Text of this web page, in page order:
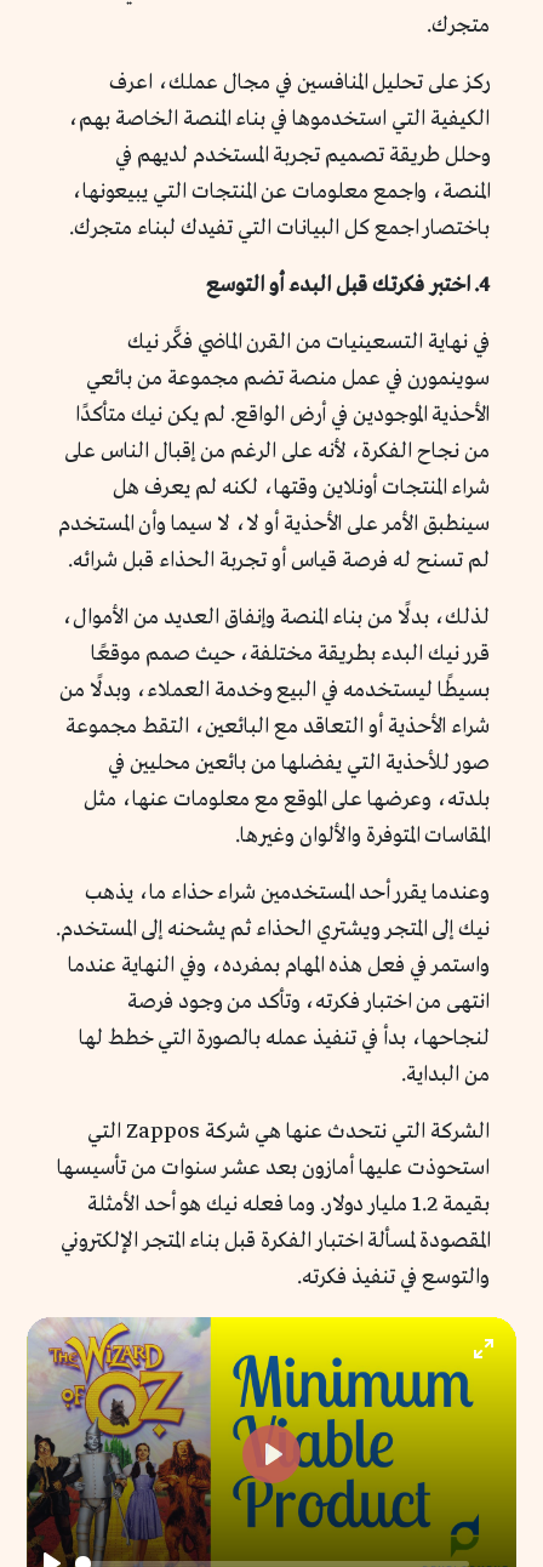
متجرك.
ركز على تحليل المنافسين في مجال عملك، اعرف
الكيفية التي استخدموها في بناء المنصة الخاصة بهم،
وحلل طريقة تصميم تجربة المستخدم لديهم في
المنصة، واجمع معلومات عن المنتجات التي يبيعونها،
باختصار اجمع كل البيانات التي تفيدك لبناء متجرك.
4. اختبر فكرتك قبل البدء أو التوسع
في نهاية التسعينيات من القرن الماضي فكَّر نيك
سوينمورن في عمل منصة تضم مجموعة من بائعي
الأحذية الموجودين في أرض الواقع. لم يكن نيك متأكدًا
من نجاح الفكرة، لأنه على الرغم من إقبال الناس على
شراء المنتجات أونلاين وقتها، لكنه لم يعرف هل
سينطبق الأمر على الأحذية أو لا، لا سيما وأن المستخدم
لم تسنح له فرصة قياس أو تجربة الحذاء قبل شرائه.
لذلك، بدلًا من بناء المنصة وإنفاق العديد من الأموال،
قرر نيك البدء بطريقة مختلفة، حيث صمم موقعًا
بسيطًا ليستخدمه في البيع وخدمة العملاء، وبدلًا من
شراء الأحذية أو التعاقد مع البائعين، التقط مجموعة
صور للأحذية التي يفضلها من بائعين محليين في
بلدته، وعرضها على الموقع مع معلومات عنها، مثل
المقاسات المتوفرة والألوان وغيرها.
وعندما يقرر أحد المستخدمين شراء حذاء ما، يذهب
نيك إلى المتجر ويشتري الحذاء ثم يشحنه إلى المستخدم.
واستمر في فعل هذه المهام بمفرده، وفي النهاية عندما
انتهى من اختبار فكرته، وتأكد من وجود فرصة
لنجاحها، بدأ في تنفيذ عمله بالصورة التي خطط لها
من البداية.
الشركة التي نتحدث عنها هي شركة Zappos التي
استحوذت عليها أمازون بعد عشر سنوات من تأسيسها
بقيمة 1.2 مليار دولار. وما فعله نيك هو أحد الأمثلة
المقصودة لمسألة اختبار الفكرة قبل بناء المتجر الإلكتروني
والتوسع في تنفيذ فكرته.
Play